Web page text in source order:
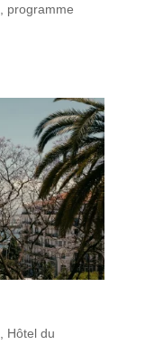
programme
Hôtel du